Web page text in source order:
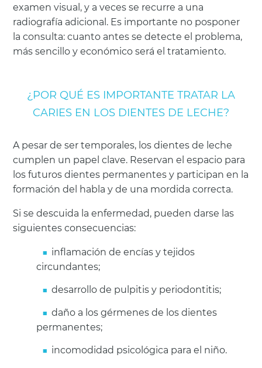
examen visual, y a veces se recurre a una
radiografía adicional. Es importante no posponer
la consulta: cuanto antes se detecte el problema,
más sencillo y económico será el tratamiento.
¿POR QUÉ ES IMPORTANTE TRATAR LA
CARIES EN LOS DIENTES DE LECHE?
A pesar de ser temporales, los dientes de leche
cumplen un papel clave. Reservan el espacio para
los futuros dientes permanentes y participan en la
formación del habla y de una mordida correcta.
Si se descuida la enfermedad, pueden darse las
siguientes consecuencias:
inflamación de encías y tejidos
circundantes;
desarrollo de pulpitis y periodontitis;
daño a los gérmenes de los dientes
permanentes;
incomodidad psicológica para el niño.